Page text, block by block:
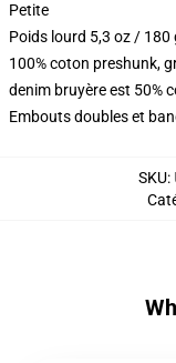
Petite
Poids lourd 5,3 oz /
100% coton preshunk,
denim bruyère est 50%
Embouts doubles et
SKU: